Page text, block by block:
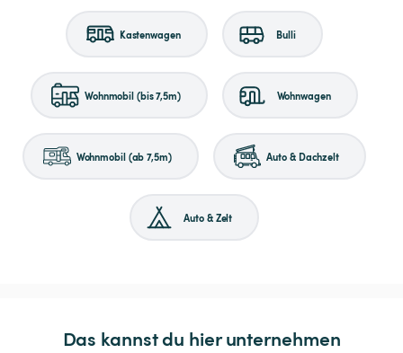
Kastenwagen Bulli
Wohnmobil (bis 7,5m) Wohnwagen
Wohnmobil (ab 7,5m) Auto & Dachzelt
Auto & Zelt
Das kannst du hier unternehmen